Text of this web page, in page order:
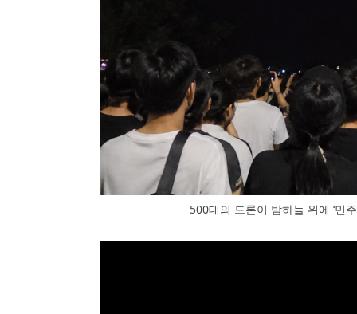
500대의 드론이 밤하늘 위에 ‘민